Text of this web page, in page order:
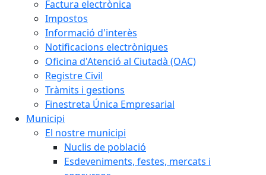
Factura electrònica
Impostos
Informació d'interès
Notificacions electròniques
Oficina d'Atenció al Ciutadà (OAC)
Registre Civil
Tràmits i gestions
Finestreta Única Empresarial
Municipi
El nostre municipi
Nuclis de població
Esdeveniments, festes, mercats i